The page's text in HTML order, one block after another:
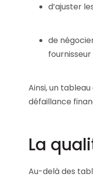
d’ajuster
de
Ainsi, un
défaillance
La
Au-delà des